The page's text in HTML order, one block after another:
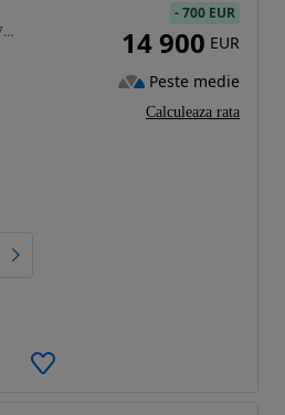
1969 cm3 • 150 CP • Posibilitatea rate cutie automată tel 0729992999
-700 EUR
14 900 EUR
Peste medie
Calculeaza rata